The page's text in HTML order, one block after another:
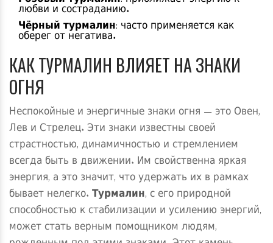
любви и состраданию.
Чёрный турмалин: часто применяется как
оберег от негатива.
КАК ТУРМАЛИН ВЛИЯЕТ НА ЗНАКИ
ОГНЯ
Неспокойные и энергичные знаки огня — это Овен,
Лев и Стрелец. Эти знаки известны своей
страстностью, динамичностью и стремлением
всегда быть в движении. Им свойственна яркая
энергия, а это значит, что удержать их в рамках
бывает нелегко. Турмалин, с его природной
способностью к стабилизации и усилению энергий,
может стать верным помощником людям,